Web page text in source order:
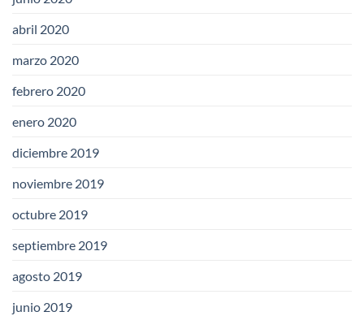
abril 2020
marzo 2020
febrero 2020
enero 2020
diciembre 2019
noviembre 2019
octubre 2019
septiembre 2019
agosto 2019
junio 2019